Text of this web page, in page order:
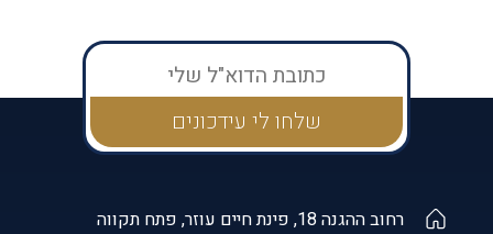
רחוב ההגנה 18, פינת חיים עוזר, פתח תקווה